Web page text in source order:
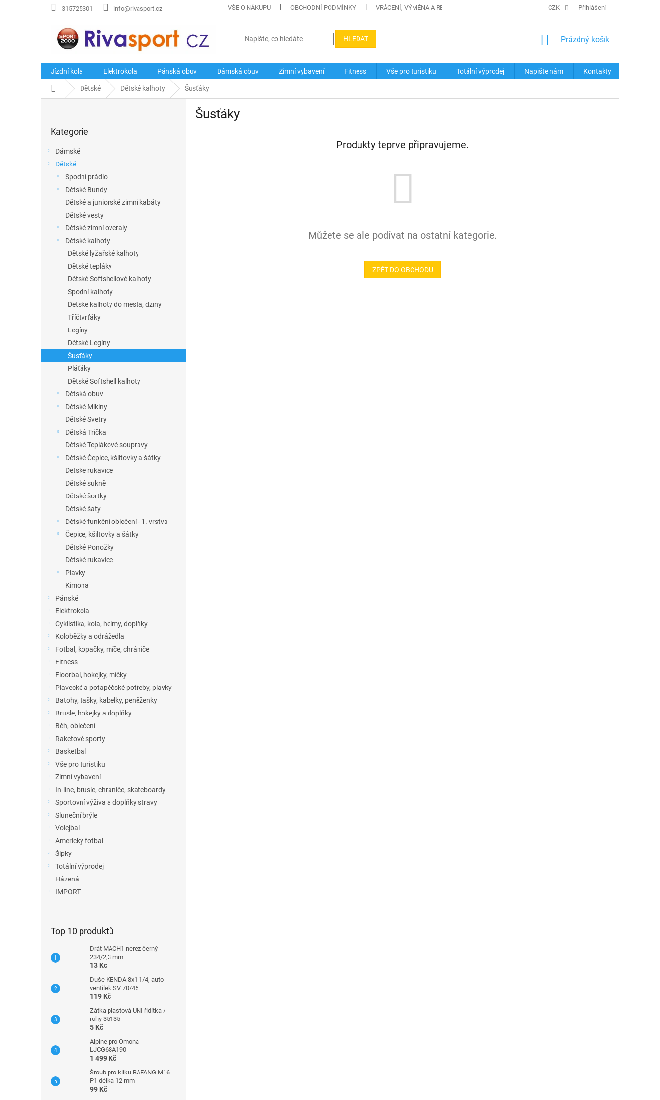
na
315725301 info@rivasport.cz VŠE O NÁKUPU OBCHODNÍ PODMÍNKY VRÁCENÍ, VÝMĚNA A REKLAMACE ZBOŽÍ TABULKY VELIKOSTÍ
CZK Přihlášení
HLEDAT
NÁKUPNÍ
Prázdný košík
Jízdní kola Elektrokola Pánská obuv Dámská obuv Zimní vybavení Fitness Vše pro turistiku Totální výprodej Napište nám Kontakty
Domů Dětské Dětské kalhoty Šusťáky
kategorie
Kategorie
Dámské
Dětské
Spodní prádlo
Dětské Bundy
Dětské a juniorské zimní kabáty
Dětské vesty
Dětské zimní overaly
Dětské kalhoty
Dětské lyžařské kalhoty
Dětské tepláky
Dětské Softshellové kalhoty
Spodní kalhoty
Dětské kalhoty do města, džíny
Tříčtvrťáky
Legíny
Dětské Legíny
Šusťáky
Pláťáky
Dětské Softshell kalhoty
Dětská obuv
Dětské Mikiny
Dětské Svetry
Dětská Trička
Dětské Teplákové soupravy
Dětské Čepice, kšiltovky a šátky
Dětské rukavice
Dětské sukně
Dětské šortky
Dětské šaty
Dětské funkční oblečení - 1. vrstva
Čepice, kšiltovky a šátky
Dětské Ponožky
Dětské rukavice
Plavky
Kimona
Pánské
Elektrokola
Cyklistika, kola, helmy, doplňky
Koloběžky a odrážedla
Fotbal, kopačky, míče, chrániče
Fitness
Floorbal, hokejky, míčky
Plavecké a potapěčské potřeby, plavky
Batohy, tašky, kabelky, peněženky
Brusle, hokejky a doplňky
Běh, oblečení
Raketové sporty
Basketbal
Vše pro turistiku
Zimní vybavení
In-line, brusle, chrániče, skateboardy
Sportovní výživa a doplňky stravy
Sluneční brýle
Volejbal
Americký fotbal
Šipky
Totální výprodej
Házená
IMPORT
Top 10 produktů
Drát MACH1 nerez černý
234/2,3 mm
13 Kč
Duše KENDA 8x1 1/4, auto
ventilek SV 70/45
119 Kč
Zátka plastová UNI řidítka /
rohy 35135
5 Kč
Alpine pro Omona
LJCG68A190
1 499 Kč
Šroub pro kliku BAFANG M16
P1 délka 12 mm
99 Kč
Šusťáky
Produkty teprve připravujeme.
Můžete se ale podívat na ostatní kategorie.
ZPĚT DO OBCHODU